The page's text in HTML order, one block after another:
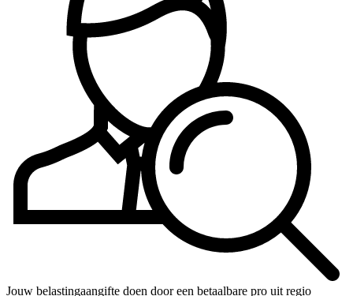
Jouw belastingaangifte doen door een betaalbare pro uit regio